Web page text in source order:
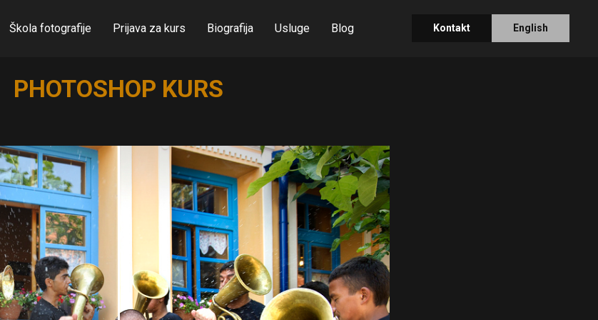
Škola fotografije Prijava za kurs Biografija Usluge Blog Kontakt English
PHOTOSHOP KURS